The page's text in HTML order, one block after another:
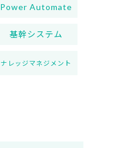
Power Automate
基幹システム
ナレッジマネジメント